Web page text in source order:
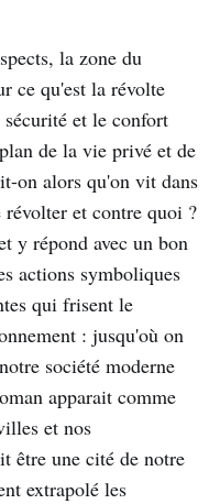
la zone du
ce qu'est la révolte
et le confort
de la vie privé et de
on alors qu'on vit dans
et contre quoi ?
y répond avec un bon
actions symboliques
qui frisent le
: jusqu'où on
société moderne
apparait comme
et nos
être une cité de notre
extrapolé les